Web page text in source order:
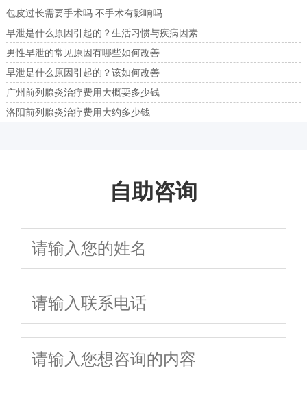
包皮过长需要手术吗 不手术有影响吗
早泄是什么原因引起的？生活习惯与疾病因素
男性早泄的常见原因有哪些如何改善
早泄是什么原因引起的？该如何改善
广州前列腺炎治疗费用大概要多少钱
洛阳前列腺炎治疗费用大约多少钱
自助咨询